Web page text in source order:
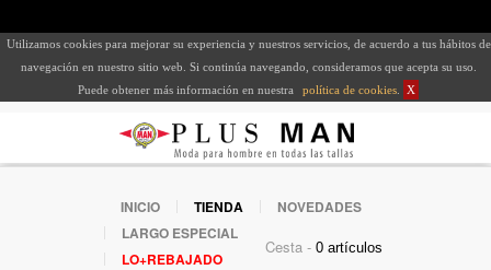
Utilizamos cookies para mejorar su experiencia y nuestros servicios, de acuerdo a tus hábitos de
navegación en nuestro sitio web. Si continúa navegando, consideramos que acepta su uso.
Puede obtener más información en nuestra
política de cookies X
INICIO TIENDA
NOVEDADES
LARGO ESPECIAL
LO+REBAJADO
Cesta -